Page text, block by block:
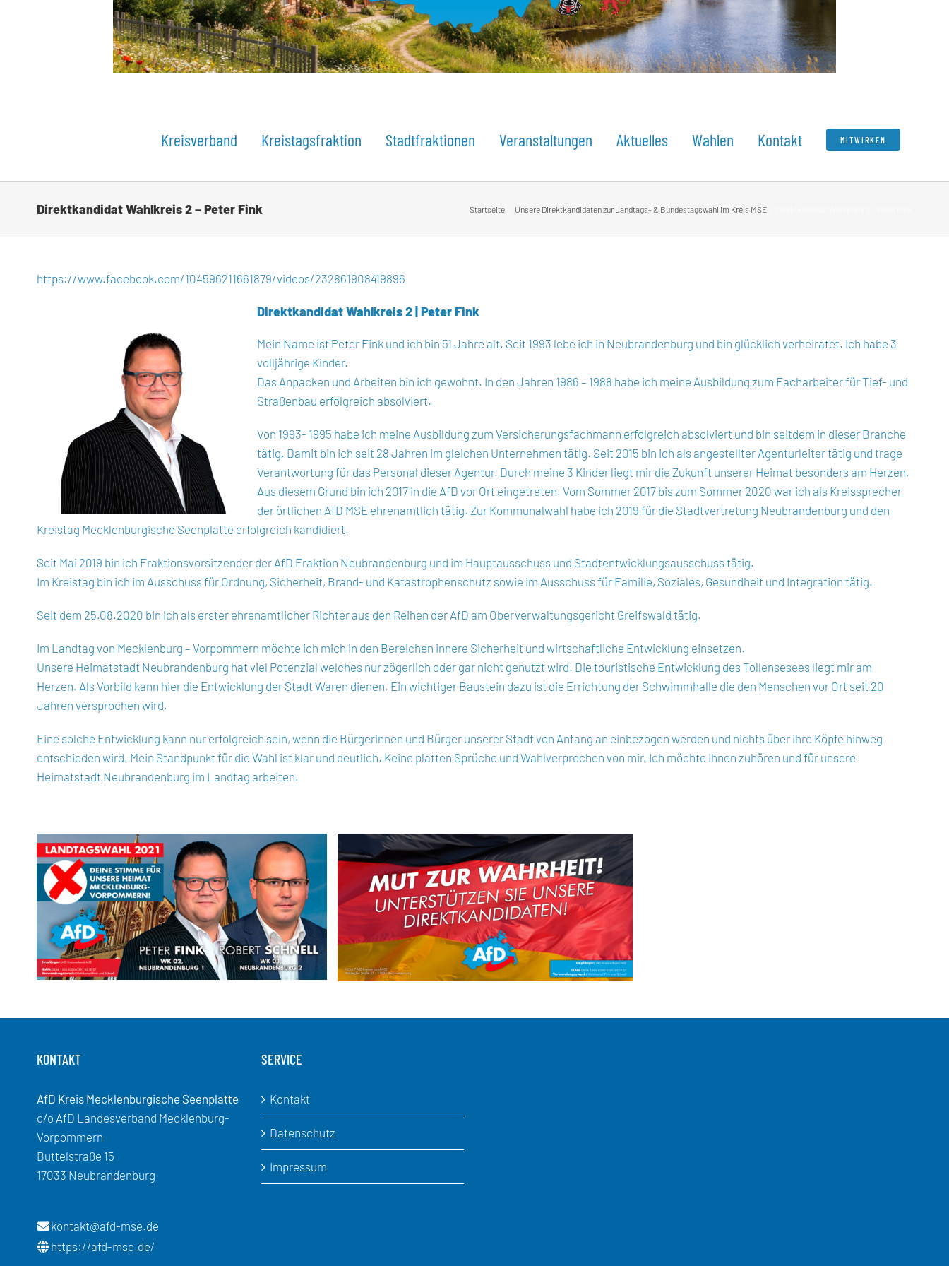
Kreisverband Kreistagsfraktion Stadtfraktionen Veranstaltungen Aktuelles Wahlen Kontakt MITWIRKEN
Direktkandidat Wahlkreis 2 – Peter Fink Startseite Unsere Direktkandidaten zur Landtags- & Bundestagswahl im Kreis MSE
https://www.facebook.com/104596211661879/videos/232861908419896
Direktkandidat Wahlkreis 2 | Peter Fink
Mein Name ist Peter Fink und ich bin 51 Jahre alt. Seit 1993 lebe ich in Neubrandenburg und bin glücklich verheiratet. Ich habe 3
volljährige Kinder.
Das Anpacken und Arbeiten bin ich gewohnt. In den Jahren 1986 – 1988 habe ich meine Ausbildung zum Facharbeiter für Tief- und
Straßenbau erfolgreich absolviert.
Von 1993- 1995 habe ich meine Ausbildung zum Versicherungsfachmann erfolgreich absolviert und bin seitdem in dieser Branche
tätig. Damit bin ich seit 28 Jahren im gleichen Unternehmen tätig. Seit 2015 bin ich als angestellter Agenturleiter tätig und trage
Verantwortung für das Personal dieser Agentur. Durch meine 3 Kinder liegt mir die Zukunft unserer Heimat besonders am Herzen.
Aus diesem Grund bin ich 2017 in die AfD vor Ort eingetreten. Vom Sommer 2017 bis zum Sommer 2020 war ich als Kreissprecher
der örtlichen AfD MSE ehrenamtlich tätig. Zur Kommunalwahl habe ich 2019 für die Stadtvertretung Neubrandenburg und den
Kreistag Mecklenburgische Seenplatte erfolgreich kandidiert.
Seit Mai 2019 bin ich Fraktionsvorsitzender der AfD Fraktion Neubrandenburg und im Hauptausschuss und Stadtentwicklungsausschuss tätig.
Im Kreistag bin ich im Ausschuss für Ordnung, Sicherheit, Brand- und Katastrophenschutz sowie im Ausschuss für Familie, Soziales, Gesundheit und Integration tätig.
Seit dem 25.08.2020 bin ich als erster ehrenamtlicher Richter aus den Reihen der AfD am Oberverwaltungsgericht Greifswald tätig.
Im Landtag von Mecklenburg – Vorpommern möchte ich mich in den Bereichen innere Sicherheit und wirtschaftliche Entwicklung einsetzen.
Unsere Heimatstadt Neubrandenburg hat viel Potenzial welches nur zögerlich oder gar nicht genutzt wird. Die touristische Entwicklung des Tollensesees liegt mir am
Herzen. Als Vorbild kann hier die Entwicklung der Stadt Waren dienen. Ein wichtiger Baustein dazu ist die Errichtung der Schwimmhalle die den Menschen vor Ort seit 20
Jahren versprochen wird.
Eine solche Entwicklung kann nur erfolgreich sein, wenn die Bürgerinnen und Bürger unserer Stadt von Anfang an einbezogen werden und nichts über ihre Köpfe hinweg
entschieden wird. Mein Standpunkt für die Wahl ist klar und deutlich. Keine platten Sprüche und Wahlverprechen von mir. Ich möchte Ihnen zuhören und für unsere
Heimatstadt Neubrandenburg im Landtag arbeiten.
KONTAKT
AfD Kreis Mecklenburgische Seenplatte
c/o AfD Landesverband Mecklenburg-
Vorpommern
Buttelstraße 15
17033 Neubrandenburg
kontakt@afd-mse.de
https://afd-mse.de/
SERVICE
Kontakt
Datenschutz
Impressum